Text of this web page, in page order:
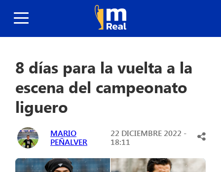
8 días para la vuelta a la
escena del campeonato
liguero
MARIO
PEÑALVER
22 DICIEMBRE 2022 -
18:11